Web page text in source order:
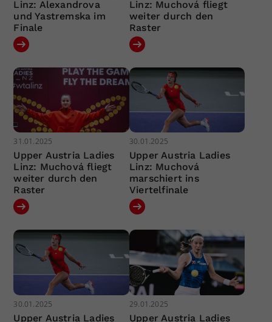
Linz: Alexandrova
und Yastremska im
Finale
Linz: Muchová fliegt
weiter durch den
Raster
31.01.2025
Upper Austria Ladies
Linz: Muchová fliegt
weiter durch den
Raster
30.01.2025
Upper Austria Ladies
Linz: Muchová
marschiert ins
Viertelfinale
30.01.2025
Upper Austria Ladies
29.01.2025
Upper Austria Ladies